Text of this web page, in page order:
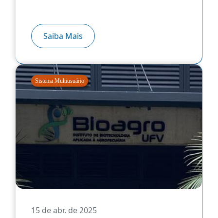
Saiba Mais
Sistema Multiusuário
15 de abr. de 2025